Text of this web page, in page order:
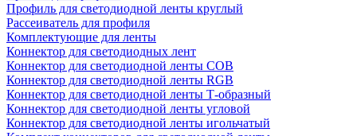
Профиль для светодиодной ленты круглый
Рассеиватель для профиля
Комплектующие для ленты
Коннектор для светодиодных лент
Коннектор для светодиодной ленты COB
Коннектор для светодиодной ленты RGB
Коннектор для светодиодной ленты Т-образный
Коннектор для светодиодной ленты угловой
Коннектор для светодиодной ленты игольчатый